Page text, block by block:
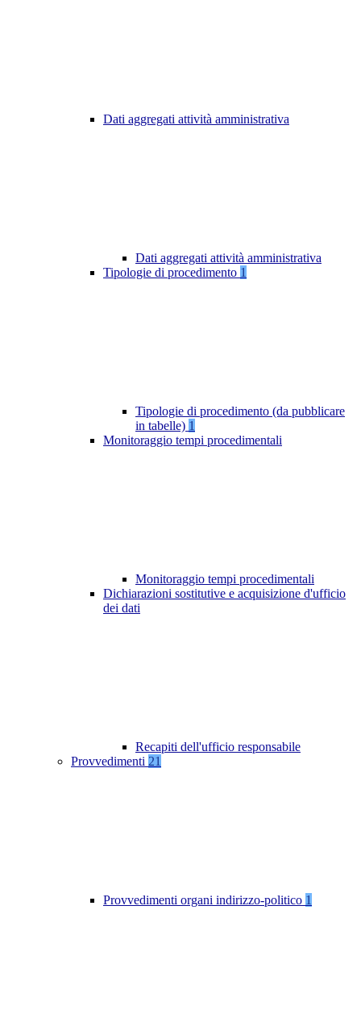
Dati aggregati attività amministrativa
Dati aggregati attività amministrativa
Tipologie di procedimento 1
Tipologie di procedimento (da pubblicare
in tabelle) 1
Monitoraggio tempi procedimentali
Monitoraggio tempi procedimentali
Dichiarazioni sostitutive e acquisizione d'ufficio
dei dati
Recapiti dell'ufficio responsabile
Provvedimenti 21
Provvedimenti organi indirizzo-politico 1